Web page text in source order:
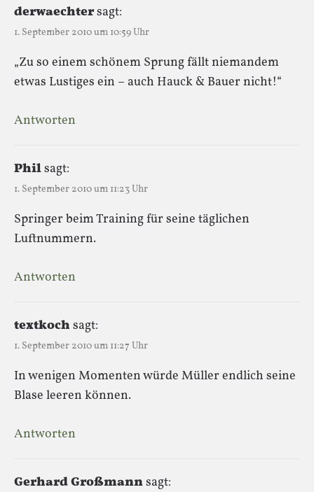
derwaechtersagt:
1. September 2010 um 10:59 Uhr
„Zu so einem schönem Sprung fällt niemandem
etwas Lustiges ein – auch Hauck & Bauer nicht!“
Antworten
Philsagt:
1. September 2010 um 11:23 Uhr
Springer beim Training für seine täglichen
Luftnummern.
Antworten
textkoch sagt:
1. September 2010 um 11:27 Uhr
In wenigen Momenten würde Müller endlich seine
Blase leeren können.
Antworten
Gerhard Großmannsagt: